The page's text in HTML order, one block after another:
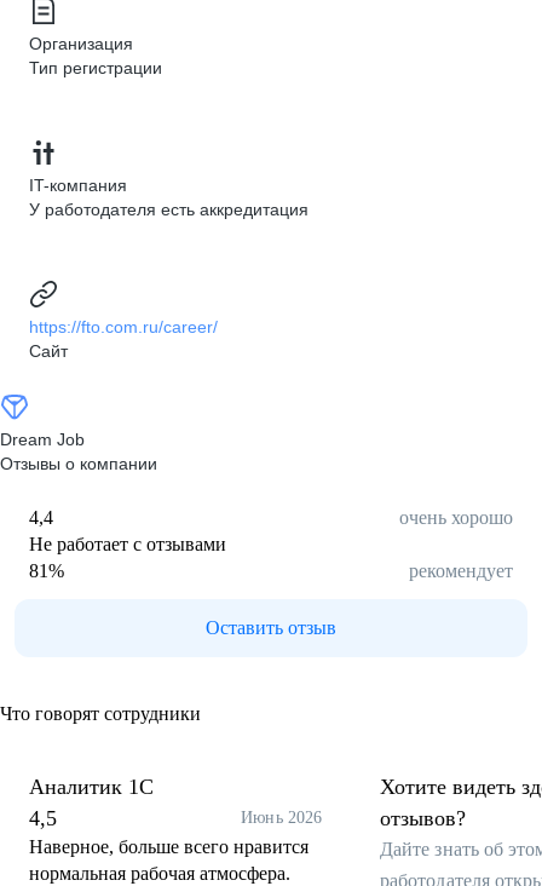
Организация
Тип регистрации
IT-компания
У работодателя есть аккредитация
https://fto.com.ru/career/
Сайт
Dream Job
Отзывы о компании
4,4
очень хорошо
Не работает с отзывами
81% рекомендует
Оставить отзыв
Что говорят сотрудники
Аналитик 1С
4,5
Июнь 2026
Наверное, больше всего нравится
нормальная рабочая атмосфера.
Хотите видеть
отзывов?
Дайте знать об
работодателя